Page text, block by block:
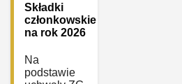
Składki
członkowskie
na rok 2026
Na
podstawie